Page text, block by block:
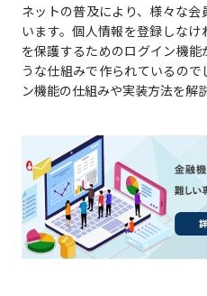
ネットの普及により、様々な
います。個人情報を登録しな
を保護するためのログイン機
うな仕組みで作られているの
ン機能の仕組みや実装方法を解